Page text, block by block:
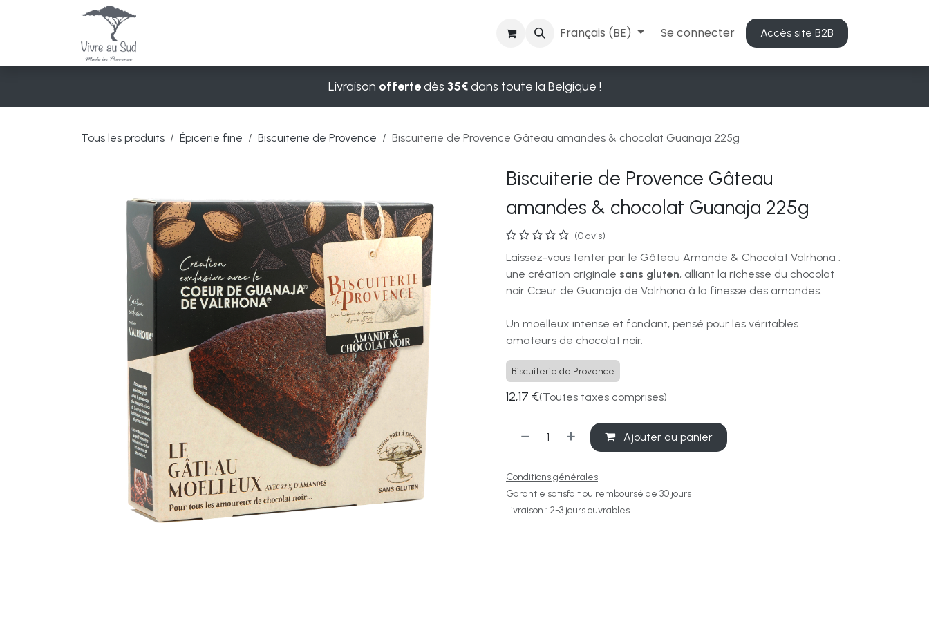
Se rendre au contenu
Blog Français (BE) Se connecter Accès site B2B
Livraison offertedès 35€dans toute la Belgique !
Tous les produits Épicerie fine Biscuiterie de Provence Biscuiterie de Provence Gâteau amandes & chocolat Guanaja 225g
Biscuiterie de Provence Gâteau
amandes & chocolat Guanaja 225g
(0 avis)
Laissez-vous tenter par le Gâteau Amande & Chocolat Valrhona :
une création originale sans gluten, alliant la richesse du chocolat
noir Cœur de Guanaja de Valrhona à la finesse des amandes.
Un moelleux intense et fondant, pensé pour les véritables
amateurs de chocolat noir.
Biscuiterie de Provence
12,17 €(Toutes taxes comprises)
Ajouter au panier
Conditions générales
Garantie satisfait ou remboursé de 30 jours
Livraison : 2-3 jours ouvrables